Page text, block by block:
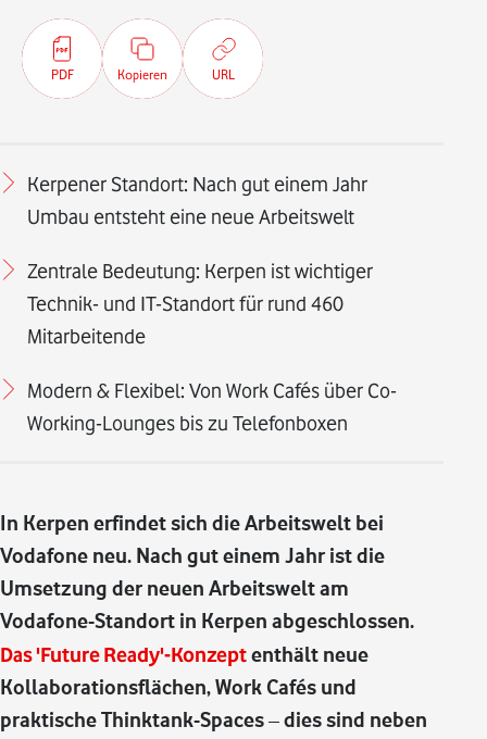
PDF Kopieren URL
Kerpener Standort: Nach gut einem Jahr
Umbau entsteht eine neue Arbeitswelt
Zentrale Bedeutung: Kerpen ist wichtiger
Technik- und IT-Standort für rund 460
Mitarbeitende
Modern & Flexibel: Von Work Cafés über Co-
Working-Lounges bis zu Telefonboxen
In Kerpen erfindet sich die Arbeitswelt bei
Vodafone neu. Nach gut einem Jahr ist die
Umsetzung der neuen Arbeitswelt am
Vodafone-Standort in Kerpen abgeschlossen.
Das 'Future Ready'-Konzeptenthält neue
Kollaborationsflächen, Work Cafés und
praktische Thinktank-Spaces – dies sind neben